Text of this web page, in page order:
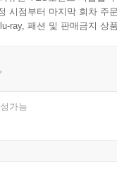
시점부터 마지막 회차 주
ray, 패션 및 판매금지 상
가능